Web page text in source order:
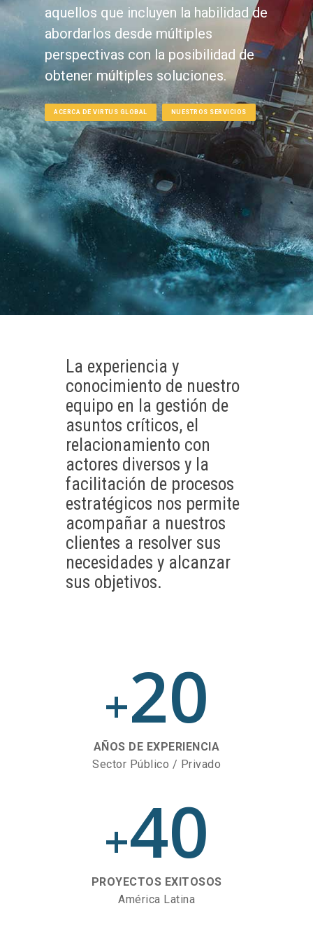
aquellos que incluyen la habilidad de
abordarlos desde múltiples
perspectivas con la posibilidad de
obtener múltiples soluciones.
ACERCA DE VIRTUS GLOBAL NUESTROS SERVICIOS
La experiencia y
conocimiento de nuestro
equipo en la gestión de
asuntos críticos, el
relacionamiento con
actores diversos y la
facilitación de procesos
estratégicos nos permite
acompañar a nuestros
clientes a resolver sus
necesidades y alcanzar
sus objetivos.
+20
AÑOS DE EXPERIENCIA
Sector Público / Privado
+40
PROYECTOS EXITOSOS
América Latina